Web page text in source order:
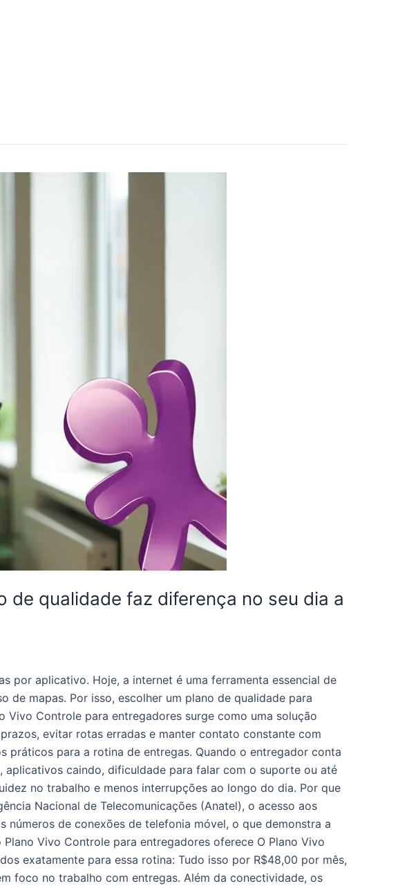
qualidade faz diferença no seu dia a
por aplicativo. Hoje, a internet é uma ferramenta essencial de
mapas. Por isso, escolher um plano de qualidade para
Controle para entregadores surge como uma solução
evitar rotas erradas e manter contato constante com
práticos para a rotina de entregas. Quando o entregador conta
caindo, dificuldade para falar com o suporte ou até
no trabalho e menos interrupções ao longo do dia. Por que
Nacional de Telecomunicações (Anatel), o acesso aos
números de conexões de telefonia móvel, o que demonstra a
Vivo Controle para entregadores oferece O Plano Vivo
exatamente para essa rotina: Tudo isso por R$48,00 por mês,
foco no trabalho com entregas. Além da conectividade, os